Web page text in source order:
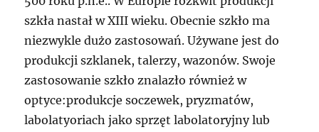
szkła nastał w XIII wieku. Obecnie szkło ma
niezwykle dużo zastosowań. Używane jest do
produkcji szklanek, talerzy, wazonów. Swoje
zastosowanie szkło znalazło również w
optyce:produkcje soczewek, pryzmatów,
labolatyoriach jako sprzęt labolatoryjny lub